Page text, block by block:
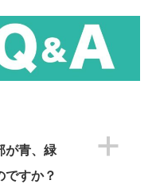
a
が青、緑
ですか？